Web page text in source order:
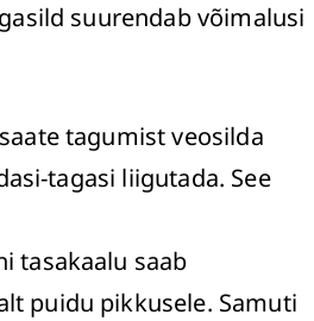
suurendab võimalusi
tagumist veosilda
tagasi liigutada. See
tasakaalu saab
puidu pikkusele. Samuti